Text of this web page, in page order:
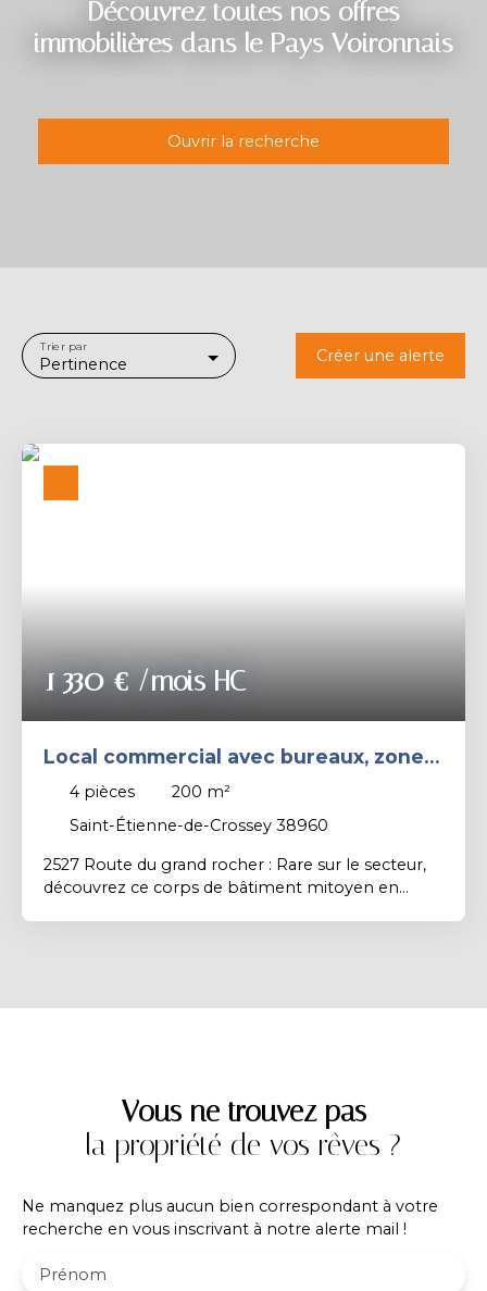
Découvrez toutes nos offres
immobilières dans le Pays Voironnais
Ouvrir la recherche
Type de bien
Localisation
Surface min (m²)
Pertinence
Trier par Créer une alerte
1 330€ /mois HC
Local commercial avec bureaux, zone
de stockage et stationnement
4 pièces 200 m²
Saint-Étienne-de-Crossey 38960
2527 Route du grand rocher : Rare sur le secteur,
découvrez ce corps de bâtiment mitoyen en
Vous ne trouvez pas
la propriété de vos rêves ?
Ne manquez plus aucun bien correspondant à votre
recherche en vous inscrivant à notre alerte mail !
Prénom